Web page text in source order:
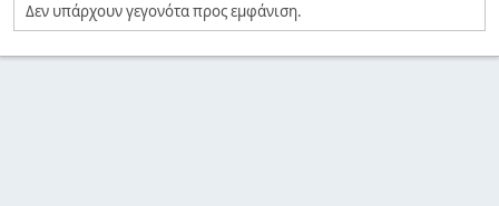
Δεν υπάρχουν γεγονότα προς εμφάνιση.